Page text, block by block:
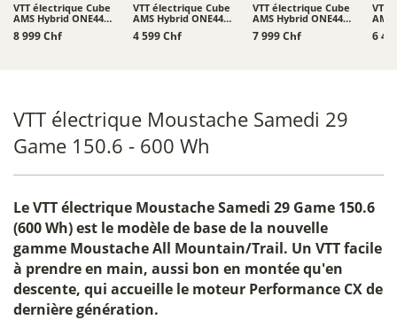
VTT électrique Cube
AMS Hybrid ONE44
C:68X Super TM 400X
29
8 999 Chf
VTT électrique Cube
AMS Hybrid ONE44
C:68X SLX 400X 29
4 599 Chf
VTT électrique Cube
AMS Hybrid ONE44
C:68X SLT 400X 29
7 999 Chf
VTT
AMS
6
VTT électrique Moustache Samedi 29
Game 150.6 - 600 Wh
LeVTT électrique Moustache Samedi 29 Game 150.6
(600 Wh)est le modèle de base de la nouvelle
gamme Moustache All Mountain/Trail. Un VTT facile
à prendre en main, aussi bon en montée qu'en
descente, qui accueille le moteur Performance CX de
dernière génération.